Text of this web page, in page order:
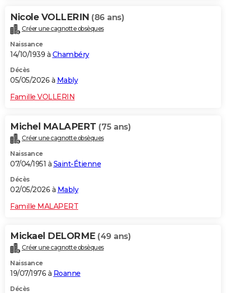
Nicole VOLLERIN (86 ans)
Créer une cagnotte obsèques
Naissance
14/10/1939 à Chambéry
Décès
05/05/2026 à Mably
Famille VOLLERIN
Michel MALAPERT (75 ans)
Créer une cagnotte obsèques
Naissance
07/04/1951 à Saint-Étienne
Décès
02/05/2026 à Mably
Famille MALAPERT
Mickael DELORME (49 ans)
Créer une cagnotte obsèques
Naissance
19/07/1976 à Roanne
Décès